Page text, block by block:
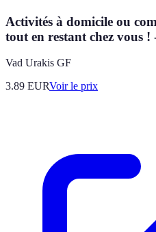
Activités à domicile ou
tout en restant chez vous
Vad Urakis GF
3.89 EURVoir le prix